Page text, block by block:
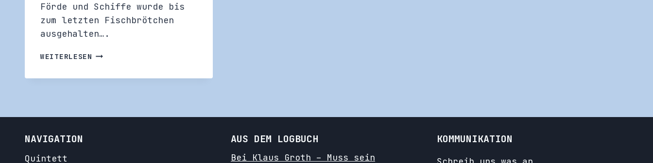
Förde und Schiffe wurde bis
zum letzten Fischbrötchen
ausgehalten….
WEITERLESEN FÖRDE
DEICHPERLE
NAVIGATION
Quintett
AUS DEM LOGBUCH
Bei Klaus Groth – Muss sein
KOMMUNIKATION